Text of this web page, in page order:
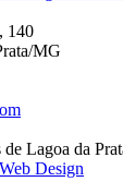
140
MG
Lagoa da
Design